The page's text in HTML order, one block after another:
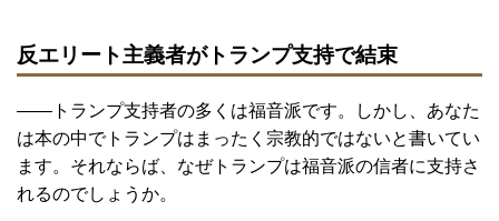
反エリート主義者がトランプ支持で結束
――トランプ支持者の多くは福音派です。しかし、あなた
は本の中でトランプはまったく宗教的ではないと書いてい
ます。それならば、なぜトランプは福音派の信者に支持さ
れるのでしょうか。